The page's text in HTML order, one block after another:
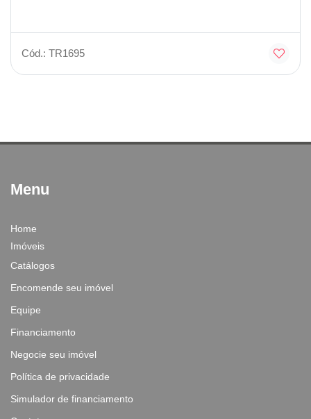
Cód.: TR1695
Menu
Home
Imóveis
Catálogos
Encomende seu imóvel
Equipe
Financiamento
Negocie seu imóvel
Política de privacidade
Simulador de financiamento